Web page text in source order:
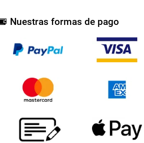
Nuestras formas de pago